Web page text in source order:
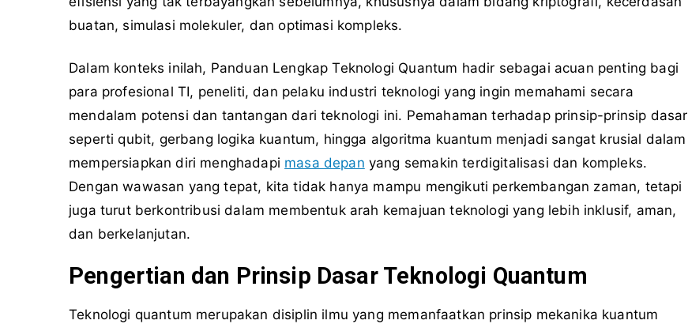
buatan, simulasi molekuler, dan optimasi kompleks.
Dalam konteks inilah, Panduan Lengkap Teknologi Quantum hadir sebagai acuan penting bagi
para profesional TI, peneliti, dan pelaku industri teknologi yang ingin memahami secara
mendalam potensi dan tantangan dari teknologi ini. Pemahaman terhadap prinsip-prinsip dasar
seperti qubit, gerbang logika kuantum, hingga algoritma kuantum menjadi sangat krusial dalam
mempersiapkan diri menghadapi masa depan yang semakin terdigitalisasi dan kompleks.
Dengan wawasan yang tepat, kita tidak hanya mampu mengikuti perkembangan zaman, tetapi
juga turut berkontribusi dalam membentuk arah kemajuan teknologi yang lebih inklusif, aman,
dan berkelanjutan.
Pengertian dan Prinsip Dasar Teknologi Quantum
Teknologi quantum merupakan disiplin ilmu yang memanfaatkan prinsip mekanika kuantum